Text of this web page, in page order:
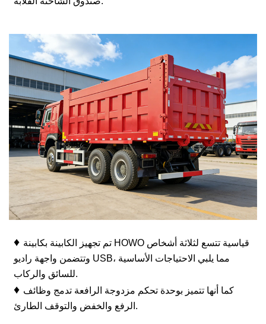
♦ تم تجهيز الكابينة بكابينة HOWO قياسية تتسع لثلاثة أشخاص
وتتضمن واجهة راديو USB، مما يلبي الاحتياجات الأساسية
للسائق والركاب.
♦ كما أنها تتميز بوحدة تحكم مزدوجة الرافعة تدمج وظائف
الرفع والخفض والتوقف الطارئ.